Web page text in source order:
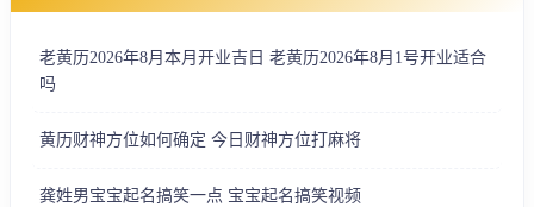
老黄历2026年8月本月开业吉日 老黄历2026年8月1号开业适合
吗
黄历财神方位如何确定 今日财神方位打麻将
龚姓男宝宝起名搞笑一点 宝宝起名搞笑视频